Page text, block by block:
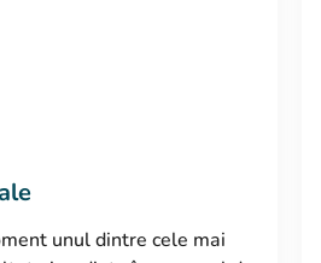
unul dintre cele mai